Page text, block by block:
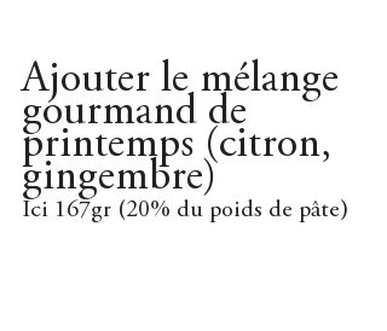
Ajouter le mélange
gourmand de
printemps (citron,
gingembre)
Ici 167gr (20% du poids de pâte)